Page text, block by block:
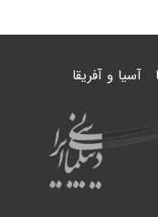
آسیا و آفریقا